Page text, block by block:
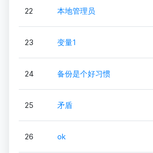
22 本地管理员
23 变量1
24 备份是个好习惯
25 矛盾
26 ok